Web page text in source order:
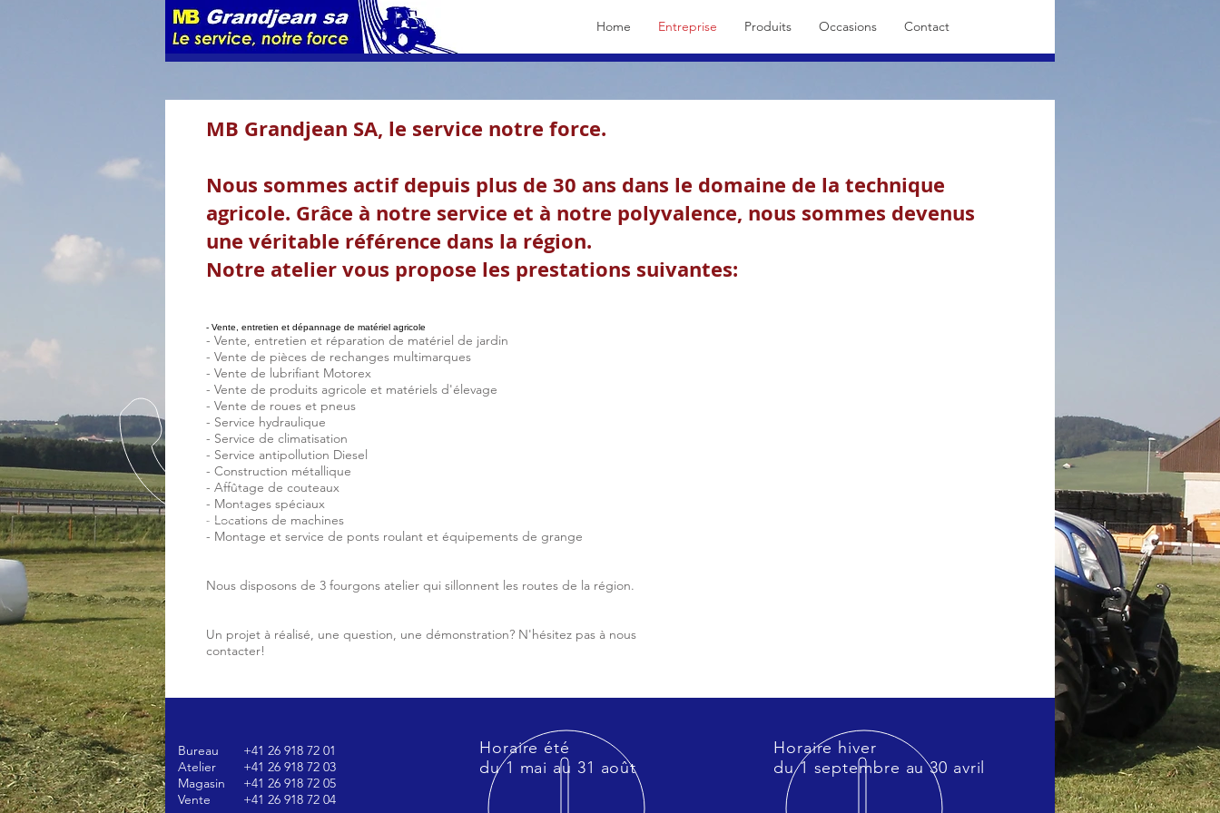
Home Entreprise Produits Occasions Contact
MB Grandjean SA, le service notre force.
Nous sommes actif depuis plus de 30 ans dans le domaine de la technique
agricole. Grâce à notre service et à notre polyvalence, nous sommes devenus
une véritable référence dans la région. ​
Notre atelier vous propose les prestations suivantes:
- Vente, entretien et dépannage de matériel agricole
- Vente, entretien et réparation de matériel de jardin
- Vente de pièces de rechanges multimarques
- Vente de lubrifiant Motorex
- Vente de produits agricole et matériels d'élevage
- Vente de roues et pneus
- Service hydraulique
- Service de climatisation
- Service antipollution Diesel
- Construction métallique
- Affûtage de couteaux
- Montages spéciaux
- Locations de machines
- Montage et service de ponts roulant et équipements de grange
Nous disposons de 3 fourgons atelier qui sillonnent les routes de la région.
Un projet à réalisé, une question, une démonstration? N'hésitez pas à nous
contacter!
Bureau
Atelier
Magasin
Vente
+41 26 918 72 01
+41 26 918 72 03
+41 26 918 72 05
+41 26 918 72 04
Horaire été
du 1 mai au 31 août
Horaire hiver
du 1 septembre au 30 avril